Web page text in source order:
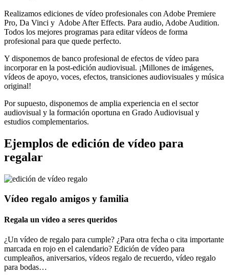
Realizamos ediciones de vídeo profesionales con Adobe Premiere
Pro, Da Vinci y Adobe After Effects. Para audio, Adobe Audition.
Todos los mejores programas para editar vídeos de forma
profesional para que quede perfecto.
Y disponemos de banco profesional de efectos de vídeo para
incorporar en la post-edición audiovisual. ¡Millones de imágenes,
vídeos de apoyo, voces, efectos, transiciones audiovisuales y música
original!
Por supuesto, disponemos de amplia experiencia en el sector
audiovisual y la formación oportuna en Grado Audiovisual y
estudios complementarios.
Ejemplos de edición de vídeo para
regalar
Vídeo regalo amigos y familia
Regala un vídeo a seres queridos
¿Un vídeo de regalo para cumple? ¿Para otra fecha o cita importante
marcada en rojo en el calendario? Edición de vídeo para
cumpleaños, aniversarios, vídeos regalo de recuerdo, vídeo regalo
para bodas…